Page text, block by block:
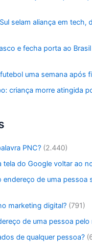
selam aliança em tech,
e fecha porta ao
uma semana após
criança morre atingida
PNC? (2.440)
tela do Google voltar ao
endereço de uma pessoa
marketing digital? (791)
de uma pessoa pelo
de qualquer pessoa?